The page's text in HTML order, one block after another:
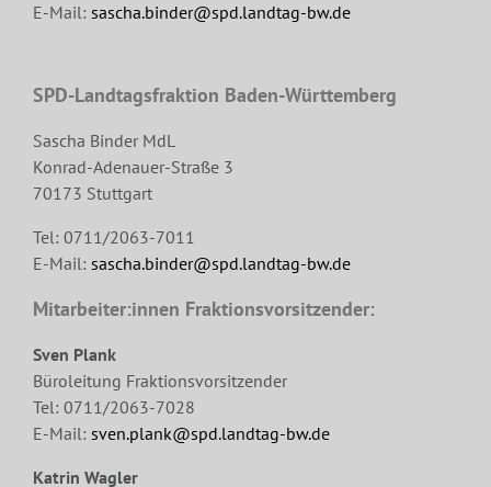
E-Mail: sascha.binder@spd.landtag-bw.de
SPD-Landtagsfraktion Baden-Württemberg
Sascha Binder MdL
Konrad-Adenauer-Straße 3
70173 Stuttgart
Tel: 0711/2063-7011
E-Mail: sascha.binder@spd.landtag-bw.de
Mitarbeiter:innen Fraktionsvorsitzender:
Sven Plank
Büroleitung Fraktionsvorsitzender
Tel: 0711/2063-7028
E-Mail: sven.plank@spd.landtag-bw.de
Katrin Wagler